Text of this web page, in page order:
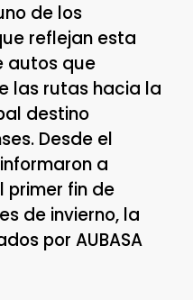
de los
reflejan esta
autos que
las rutas hacia la
destino
Desde el
a
primer fin de
de invierno, la
por AUBASA